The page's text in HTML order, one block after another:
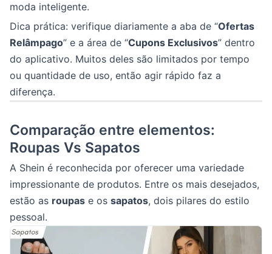
moda inteligente.
Dica prática: verifique diariamente a aba de “Ofertas
Relâmpago” e a área de “Cupons Exclusivos” dentro
do aplicativo. Muitos deles são limitados por tempo
ou quantidade de uso, então agir rápido faz a
diferença.
Comparação entre elementos:
Roupas Vs Sapatos
A Shein é reconhecida por oferecer uma variedade
impressionante de produtos. Entre os mais desejados,
estão as roupas e os sapatos, dois pilares do estilo
pessoal.